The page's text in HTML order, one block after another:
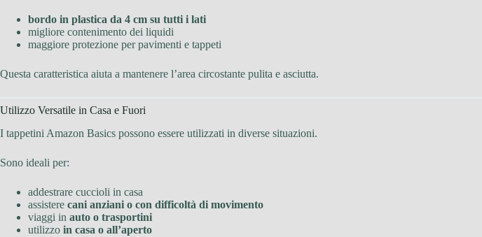
bordo in plastica da 4 cm su tutti i lati
migliore contenimento dei liquidi
maggiore protezione per pavimenti e tappeti
Questa caratteristica aiuta a mantenere l’area circostante pulita e asciutta.
Utilizzo Versatile in Casa e Fuori
I tappetini Amazon Basics possono essere utilizzati in diverse situazioni.
Sono ideali per:
addestrare cuccioli in casa
assistere cani anziani o con difficoltà di movimento
viaggi in auto o trasportini
utilizzo in casa o all’aperto